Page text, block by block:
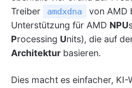
Treiber
amdxdna
von AMD
Unterstützung für AMD NPU
Processing Units), die auf
Architekturbasieren.
Dies macht es einfacher,